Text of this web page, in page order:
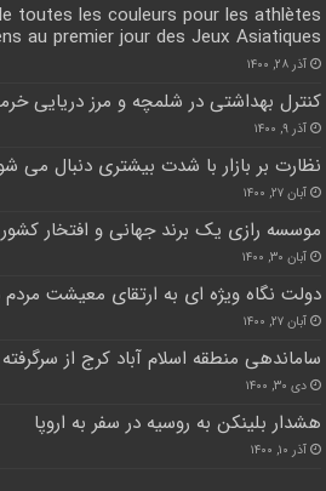
toutes les couleurs pour les athlètes
au premier jour des Jeux Asiatiques
آذر ۲۸, ۱۴۰۰
کنترل بهداشتی در شلمچه و مرز دریایی
آذر ۹, ۱۴۰۰
نظارت بر بازار با شدت بیشتری دنبال می
آبان ۲۷, ۱۴۰۰
موسسه رازی یک برند جهانی و افتخار
آبان ۳۰, ۱۴۰۰
دولت نگاه ویژه ای به ارتقای معیشت مردم
آبان ۲۷, ۱۴۰۰
ساماندهی منطقه اسلام آباد کرج از
دی ۳۰, ۱۴۰۰
هشدار بلینکن به روسیه در سفر به اروپا
آذر ۱۰, ۱۴۰۰